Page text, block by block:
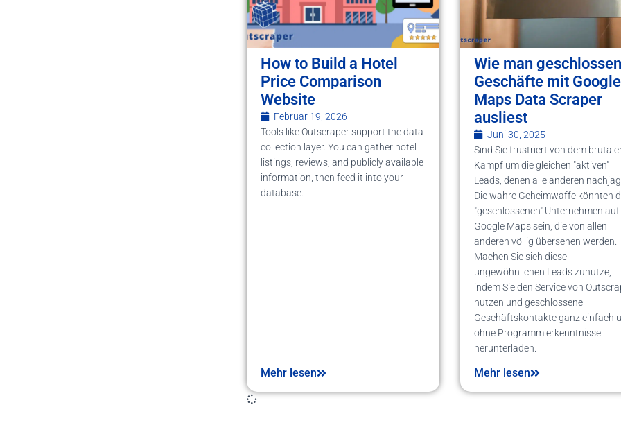
How to Build a Hotel
Price Comparison
Website
Februar 19, 2026
Tools like Outscraper support the data
collection layer. You can gather hotel
listings, reviews, and publicly available
information, then feed it into your
database.
Mehr lesen
Wie man
Geschäfte mit Google
Maps Data Scraper
ausliest
Juni 30, 2025
Sind Sie frustriert von dem
Kampf um die gleichen "aktiven"
Leads, denen alle anderen
Die wahre Geheimwaffe könnten
"geschlossenen" Unternehmen auf
Google Maps sein, die von allen
anderen völlig übersehen werden.
Machen Sie sich diese
ungewöhnlichen Leads zunutze,
indem Sie den Service von
nutzen und geschlossene
Geschäftskontakte ganz einfach
ohne Programmierkenntnisse
herunterladen.
Mehr lesen